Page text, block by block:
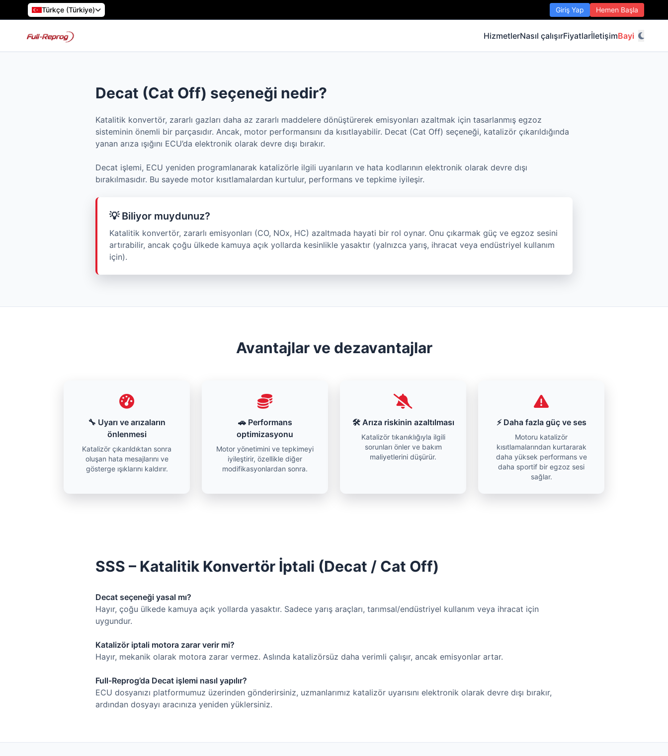
Türkçe (Türkiye) Giriş Yap Hemen Başla
HizmetlerNasıl çalışırFiyatlarİletişimBayi
Decat (Cat Off) seçeneği nedir?
Katalitik konvertör, zararlı gazları daha az zararlı maddelere dönüştürerek emisyonları azaltmak için tasarlanmış egzoz
sisteminin önemli bir parçasıdır. Ancak, motor performansını da kısıtlayabilir. Decat (Cat Off) seçeneği, katalizör çıkarıldığında
yanan arıza ışığını ECU’da elektronik olarak devre dışı bırakır.
Decat işlemi, ECU yeniden programlanarak katalizörle ilgili uyarıların ve hata kodlarının elektronik olarak devre dışı
bırakılmasıdır. Bu sayede motor kısıtlamalardan kurtulur, performans ve tepkime iyileşir.
💡 Biliyor muydunuz?
Katalitik konvertör, zararlı emisyonları (CO, NOx, HC) azaltmada hayati bir rol oynar. Onu çıkarmak güç ve egzoz sesini
artırabilir, ancak çoğu ülkede kamuya açık yollarda kesinlikle yasaktır (yalnızca yarış, ihracat veya endüstriyel kullanım
için).
Avantajlar ve dezavantajlar
🔧 Uyarı ve arızaların
önlenmesi
Katalizör çıkarıldıktan sonra
oluşan hata mesajlarını ve
gösterge ışıklarını kaldırır.
🚗 Performans
optimizasyonu
Motor yönetimini ve tepkimeyi
iyileştirir, özellikle diğer
modifikasyonlardan sonra.
🛠️ Arıza riskinin azaltılması
Katalizör tıkanıklığıyla ilgili
sorunları önler ve bakım
maliyetlerini düşürür.
⚡ Daha fazla güç ve ses
Motoru katalizör
kısıtlamalarından kurtararak
daha yüksek performans ve
daha sportif bir egzoz sesi
sağlar.
SSS – Katalitik Konvertör İptali (Decat / Cat Off)
Decat seçeneği yasal mı?
Hayır, çoğu ülkede kamuya açık yollarda yasaktır. Sadece yarış araçları, tarımsal/endüstriyel kullanım veya ihracat için
uygundur.
Katalizör iptali motora zarar verir mi?
Hayır, mekanik olarak motora zarar vermez. Aslında katalizörsüz daha verimli çalışır, ancak emisyonlar artar.
Full-Reprog’da Decat işlemi nasıl yapılır?
ECU dosyanızı platformumuz üzerinden gönderirsiniz, uzmanlarımız katalizör uyarısını elektronik olarak devre dışı bırakır,
ardından dosyayı aracınıza yeniden yüklersiniz.